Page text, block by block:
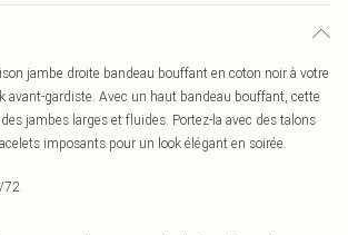
jambe droite bandeau bouffant en coton noir à votre
avant-gardiste. Avec un haut bandeau bouffant, cette
jambes larges et fluides. Portez-la avec des talons
imposants pour un look élégant en soirée.
72